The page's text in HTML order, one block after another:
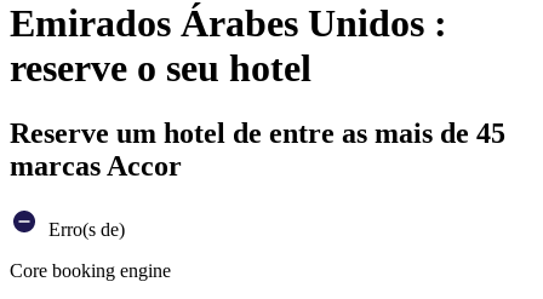
Emirados Árabes Unidos :
reserve o seu hotel
Reserve um hotel de entre as mais de 45
marcas Accor
Erro(s de)
Core booking engine